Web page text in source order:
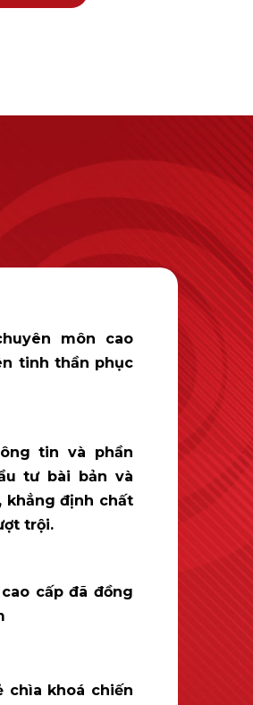
môn cao
tinh thần phục
tin và phần
tư bài bản và
khẳng định chất
trội.
cấp đã đồng
chìa khoá chiến